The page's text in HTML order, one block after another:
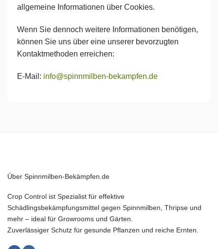
allgemeine Informationen über Cookies.
Wenn Sie dennoch weitere Informationen benötigen,
können Sie uns über eine unserer bevorzugten
Kontaktmethoden erreichen:
E-Mail: info@spinnmilben-bekampfen.de
Über Spinnmilben-Bekämpfen.de
Crop Control ist Spezialist für effektive
Schädlingsbekämpfungsmittel gegen Spinnmilben, Thripse und
mehr – ideal für Growrooms und Gärten.
Zuverlässiger Schutz für gesunde Pflanzen und reiche Ernten.